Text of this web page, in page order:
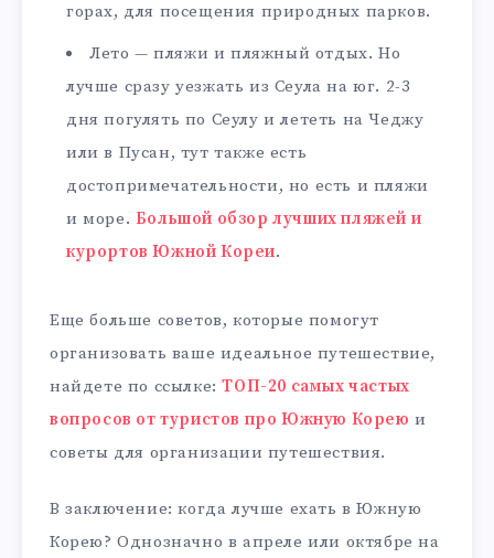
горах, для посещения природных парков.
Лето — пляжи и пляжный отдых. Но
лучше сразу уезжать из Сеула на юг. 2-3
дня погулять по Сеулу и лететь на Чеджу
или в Пусан, тут также есть
достопримечательности, но есть и пляжи
и море. Большой обзор лучших пляжей и
курортов Южной Кореи.
Еще больше советов, которые помогут
организовать ваше идеальное путешествие,
найдете по ссылке:ТОП-20 самых частых
вопросов от туристов про Южную Корею и
советы для организации путешествия.
В заключение: когда лучше ехать в Южную
Корею? Однозначно в апреле или октябре на